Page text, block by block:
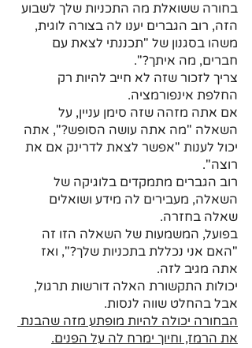
בחורה ששואלת מה התכניות שלך לשבוע
הזה, רוב הגברים יענו לה בצורה לוגית,
משהו בסגנון של "תכננתי לצאת עם
חברים, מה איתך?".
צריך לזכור שזה לא חייב להיות רק
החלפת אינפורמציה.
אם אתה מזהה שזה סימן עניין, על
השאלה "מה אתה עושה הסופש?", אתה
יכול לענות "אפשר לצאת לדרינק אם את
רוצה".
רוב הגברים מתמקדים בלוגיקה של
השאלה, מעבירים לה מידע ושואלים
שאלה בחזרה.
בפועל, המשמעות של השאלה הזו זה
"האם אני נכללת בתכניות שלך?", ואז
אתה מגיב לזה.
יכולות התקשורת האלה דורשות תרגול,
אבל בהחלט שווה לנסות.
הבחורה יכולה להיות מופתע מזה שהבנת
את הרמז, וחיוך ימרח לה על הפנים.